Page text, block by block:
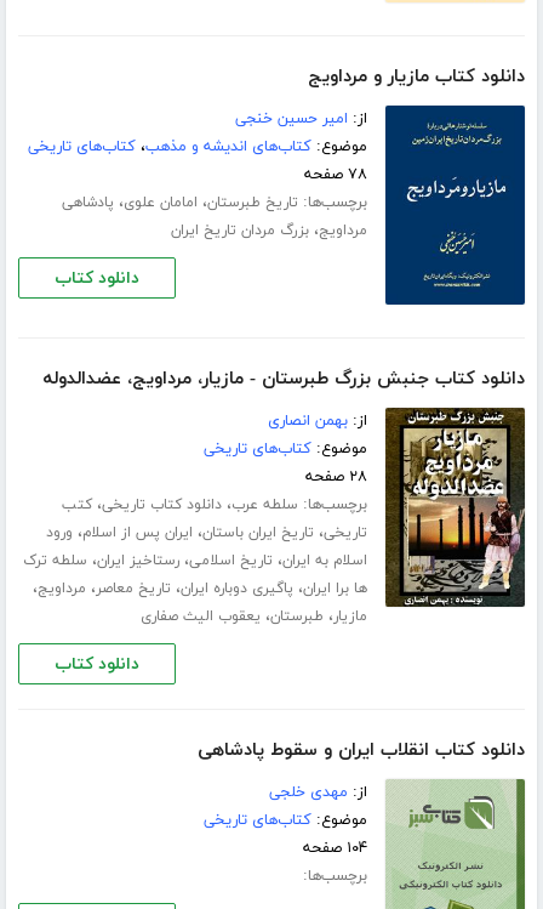
دانلود کتاب مازیار و مرداویج
از: امیر حسین خنجی
موضوع:کتاب‌های اندیشه و مذهب،کتاب‌های تاریخی
۷۸ صفحه
برچسب‌ها: تاریخ طبرستان، امامان علوی، پادشاهی
مرداویج،بزرگ مردان تاریخ ایران
دانلود کتاب
دانلود کتاب جنبش بزرگ طبرستان - مازیار،‌ مرداویج،‌ عضدالدوله
از:بهمن انصاری
موضوع:کتاب‌های تاریخی
۲۸ صفحه
برچسب‌ها: سلطه عرب،دانلود کتاب تاریخی،کتب
تاریخی، تاریخ ایران باستان، ایران پس از اسلام، ورود
اسلام به ایران، تاریخ اسلامی،رستاخیز ایران، سلطه ترک
ها برا ایران، پاگیری دوباره ایران، تاریخ معاصر، مرداویج،
مازیار، طبرستان، یعقوب الیث صفاری
دانلود کتاب
دانلود کتاب انقلاب ایران و سقوط پادشاهی
از: مهدی خلجی
موضوع:کتاب‌های تاریخی
۱۰۴ صفحه
برچسب‌ها: